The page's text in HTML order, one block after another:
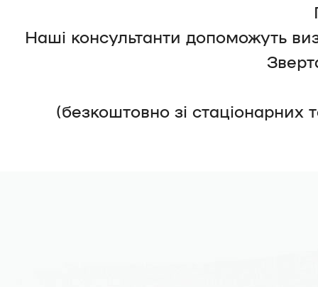
Наші консультанти допоможуть
(безкоштовно зі